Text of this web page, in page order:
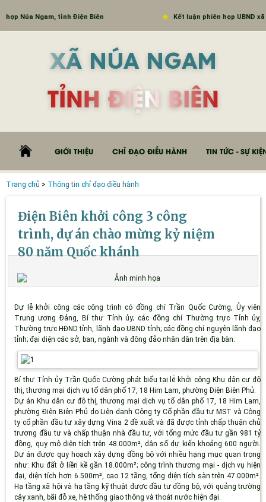
Núa Ngam, tỉnh Điện Biên Kết luận phiên họp UBND xã
XÃ NÚA NGAM
TỈNH ĐIỆN BIÊN
GIỚI THIỆU CHỈ ĐẠO ĐIỀU HÀNH TIN TỨC - SỰ
Trang chủ > Thông tin chỉ đạo điều hành
Điện Biên khởi công 3 công
trình, dự án chào mừng kỷ niệm
80 năm Quốc khánh
Dự lễ khởi công các công trình có đồng chí Trần Quốc Cường, Ủy viên
Trung ương Đảng, Bí thư Tỉnh ủy; các đồng chí Thường trực Tỉnh ủy,
Thường trực HĐND tỉnh, lãnh đạo UBND tỉnh; các đồng chí nguyên lãnh đạo
tỉnh; đại diện các sở, ban, ngành và đông đảo nhân dân trên địa bàn.
Bí thư Tỉnh ủy Trần Quốc Cường phát biểu tại lễ khởi công Khu dân cư đô
thị, thương mại dịch vụ tổ dân phố 17, 18 Him Lam, phường Điện Biên Phủ.
Dự án Khu dân cư đô thị, thương mại dịch vụ tổ dân phố 17, 18 Him Lam,
phường Điện Biên Phủ do Liên danh Công ty Cổ phần đầu tư MST và Công
ty cổ phần đầu tư xây dựng Vina 2 đề xuất và đã được tỉnh chấp thuận chủ
trương đầu tư và chấp thuận nhà đầu tư, với tổng mức đầu tư gần 981 tỷ
đồng, quy mô diện tích trên 48.000m², dân số dự kiến khoảng 600 người.
Dự án được quy hoạch xây dựng đồng bộ với nhiều hạng mục quan trọng
như: Khu đất ở liền kề gần 18.000m²; công trình thương mại - dịch vụ hiện
đại, diện tích hơn 6.500m², cao 12 tầng, tổng diện tích sàn trên 47.000m².
Hạ tầng xã hội và hạ tầng kỹ thuật được đầu tư đồng bộ, với quảng trường
cây xanh, bãi đỗ xe, hệ thống giao thông và thoát nước hiện đại.